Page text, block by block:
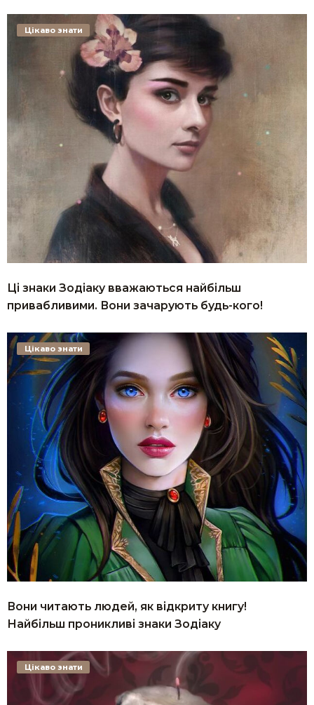
Ці знаки Зодіаку вважаються найбільш
привабливими. Вони зачарують будь-кого!
Цікаво знати
Вони читають людей, як відкриту книгу!
Найбільш проникливі знаки Зодіаку
Цікаво знати
Цікаво знати